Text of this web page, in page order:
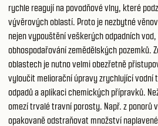
rychle reagují na povodňové vlny, které
vývěrových oblastí. Proto je nezbytné
nejen vypouštění veškerých odpadních
obhospodařování zemědělských pozemků.
oblastech je nutno velmi obezřetně
vyloučit meliorační úpravy zrychlující
odpadů a aplikaci chemických přípravků.
omezí trvalé travní porosty. Např. z ponorů
opakovaně odstraňovat množství